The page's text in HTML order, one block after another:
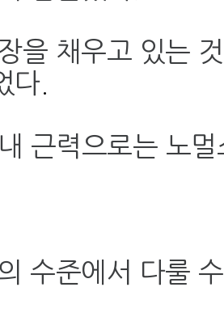
을 채우고 있는
다.
근력으로는 노
수준에서 다룰